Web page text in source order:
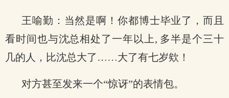
王喻勤：当然是啊！你都博士毕业了，而且
看时间也与沈总相处了一年以上, 多半是个三十
几的人，比沈总大了……大了有七岁欸！
对方甚至发来一个“惊讶”的表情包。